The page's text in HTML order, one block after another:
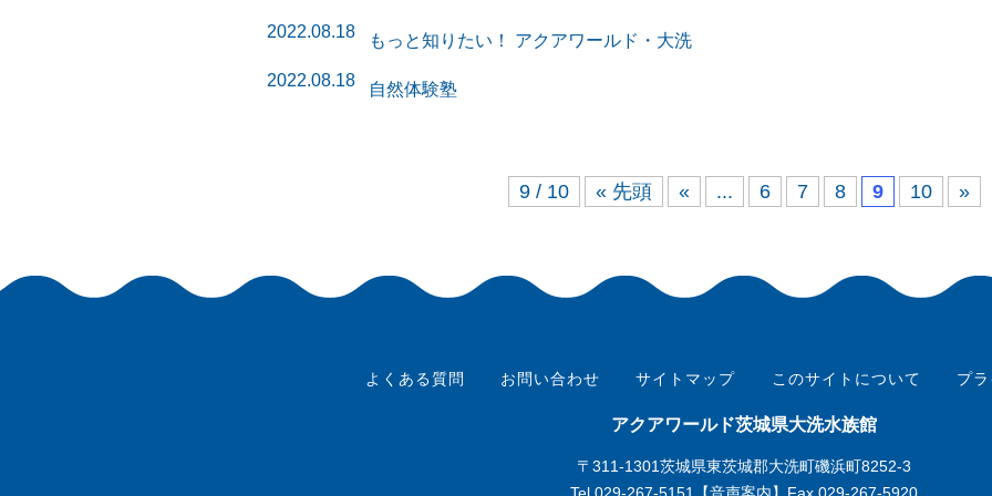
2022.08.18 もっと知りたい！ アクアワールド・大洗
2022.08.18 自然体験塾
9 / 10 « 先頭 « ... 6 7 8 9 10 »
よくある質問 お問い合わせ サイトマップ このサイトについて プ
アクアワールド茨城県大洗水族館
〒311-1301茨城県東茨城郡大洗町磯浜町8252-3